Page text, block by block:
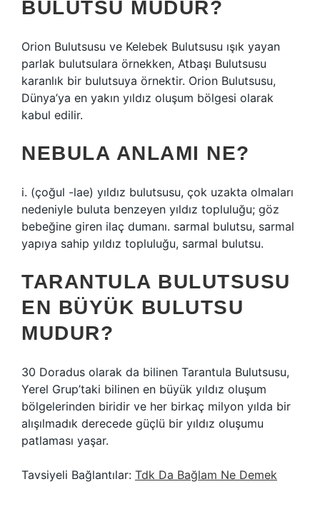
BULUTSU MUDUR?
Orion Bulutsusu ve Kelebek Bulutsusu ışık yayan
parlak bulutsulara örnekken, Atbaşı Bulutsusu
karanlık bir bulutsuya örnektir. Orion Bulutsusu,
Dünya’ya en yakın yıldız oluşum bölgesi olarak
kabul edilir.
NEBULA ANLAMI NE?
i. (çoğul -lae) yıldız bulutsusu, çok uzakta olmaları
nedeniyle buluta benzeyen yıldız topluluğu; göz
bebeğine giren ilaç dumanı. sarmal bulutsu, sarmal
yapıya sahip yıldız topluluğu, sarmal bulutsu.
TARANTULA BULUTSUSU
EN BÜYÜK BULUTSU
MUDUR?
30 Doradus olarak da bilinen Tarantula Bulutsusu,
Yerel Grup’taki bilinen en büyük yıldız oluşum
bölgelerinden biridir ve her birkaç milyon yılda bir
alışılmadık derecede güçlü bir yıldız oluşumu
patlaması yaşar.
Tavsiyeli Bağlantılar: Tdk Da Bağlam Ne Demek